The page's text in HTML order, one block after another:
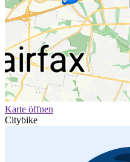
Karte öffnen
Citybike